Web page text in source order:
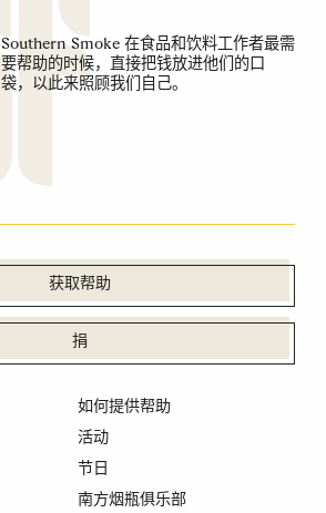
Southern Smoke 在食品和饮料工作者最需
要帮助的时候，直接把钱放进他们的口
袋，以此来照顾我们自己。
获取帮助
捐
如何提供帮助
活动
节日
南方烟瓶俱乐部